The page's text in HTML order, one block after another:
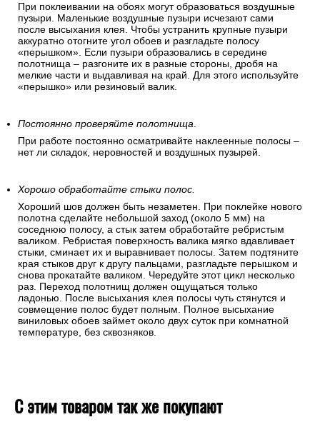
При поклеивании на обоях могут образоваться воздушные
пузыри. Маленькие воздушные пузыри исчезают сами
после высыхания клея. Чтобы устранить крупные пузыри
аккуратно отогните угол обоев и разгладьте полосу
«перышком». Если пузыри образовались в середине
полотнища – разгоните их в разные стороны, дробя на
мелкие части и выдавливая на край. Для этого используйте
«перышко» или резиновый валик.
Постоянно проверяйте полотнища.
При работе постоянно осматривайте наклеенные полосы –
нет ли складок, неровностей и воздушных пузырей.
Хорошо обработайте стыки полос.
Хороший шов должен быть незаметен. При поклейке нового
полотна сделайте небольшой заход (около 5 мм) на
соседнюю полосу, а стык затем обработайте ребристым
валиком. Ребристая поверхность валика мягко вдавливает
стыки, сминает их и выравнивает полосы. Затем подтяните
края стыков друг к другу пальцами, разгладьте перышком и
снова прокатайте валиком. Чередуйте этот цикл несколько
раз. Переход полотнищ должен ощущаться только
ладонью. После высыхания клея полосы чуть стянутся и
совмещение полос будет полным. Полное высыхание
виниловых обоев займет около двух суток при комнатной
температуре, без сквозняков.
С этим товаром так же покупают